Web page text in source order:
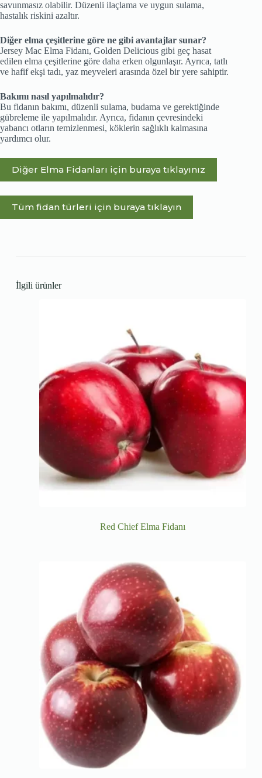
savunmasız olabilir. Düzenli ilaçlama ve uygun sulama,
hastalık riskini azaltır.
Diğer elma çeşitlerine göre ne gibi avantajlar sunar?
Jersey Mac Elma Fidanı, Golden Delicious gibi geç hasat
edilen elma çeşitlerine göre daha erken olgunlaşır. Ayrıca, tatlı
ve hafif ekşi tadı, yaz meyveleri arasında özel bir yere sahiptir.
Bakımı nasıl yapılmalıdır?
Bu fidanın bakımı, düzenli sulama, budama ve gerektiğinde
gübreleme ile yapılmalıdır. Ayrıca, fidanın çevresindeki
yabancı otların temizlenmesi, köklerin sağlıklı kalmasına
yardımcı olur.
Diğer Elma Fidanları için buraya tıklayınız
Tüm fidan türleri için buraya tıklayın
İlgili ürünler
Red Chief Elma Fidanı